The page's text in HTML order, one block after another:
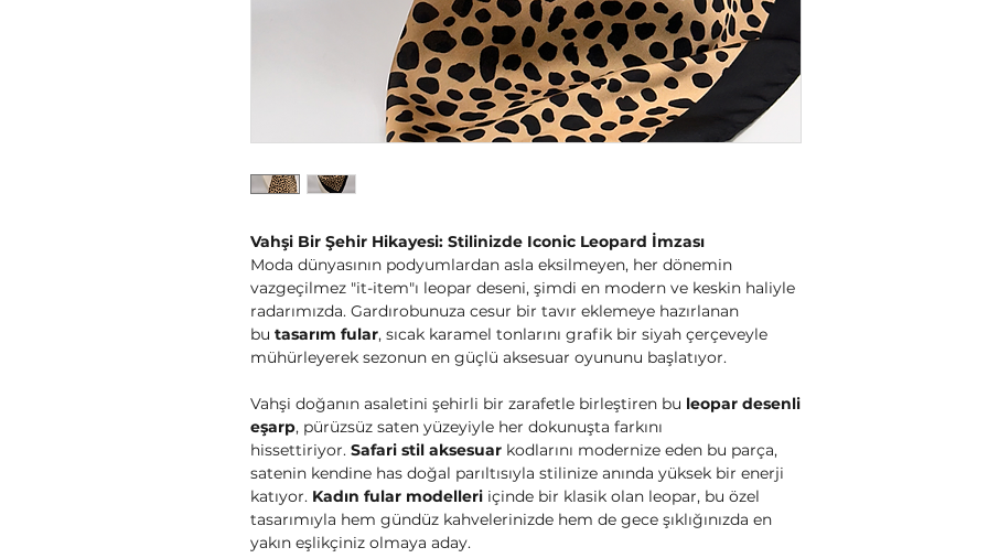
Vahşi Bir Şehir Hikayesi: Stilinizde Iconic Leopard İmzası
Moda dünyasının podyumlardan asla eksilmeyen, her dönemin
vazgeçilmez "it-item"ı leopar deseni, şimdi en modern ve keskin haliyle
radarımızda. Gardırobunuza cesur bir tavır eklemeye hazırlanan
bu tasarım fular, sıcak karamel tonlarını grafik bir siyah çerçeveyle
mühürleyerek sezonun en güçlü aksesuar oyununu başlatıyor.
Vahşi doğanın asaletini şehirli bir zarafetle birleştiren bu leopar desenli
eşarp, pürüzsüz saten yüzeyiyle her dokunuşta farkını
hissettiriyor. Safari stil aksesuar kodlarını modernize eden bu parça,
satenin kendine has doğal parıltısıyla stilinize anında yüksek bir enerji
katıyor. Kadın fular modelleri içinde bir klasik olan leopar, bu özel
tasarımıyla hem gündüz kahvelerinizde hem de gece şıklığınızda en
yakın eşlikçiniz olmaya aday.